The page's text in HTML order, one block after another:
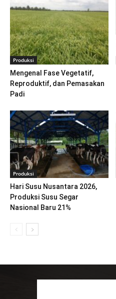
Produksi
Mengenal Fase Vegetatif,
Reproduktif, dan Pemasakan
Padi
Produksi
Hari Susu Nusantara 2026,
Produksi Susu Segar
Nasional Baru 21%